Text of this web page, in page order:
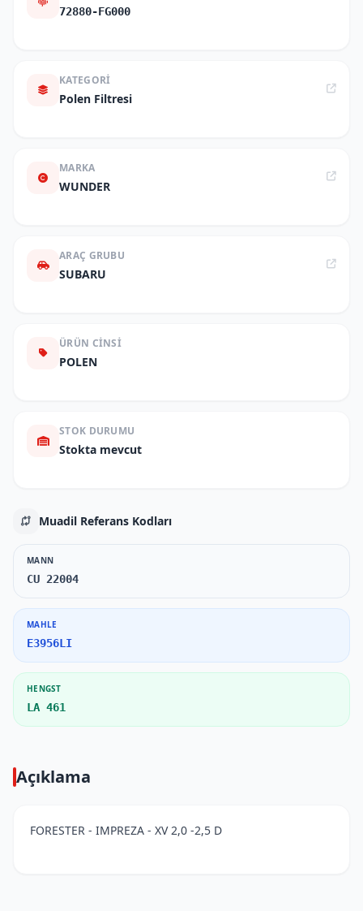
72880-FG000
KATEGORI
Polen Filtresi
MARKA
WUNDER
ARAÇ GRUBU
SUBARU
ÜRÜN CINSI
POLEN
STOK DURUMU
Stokta mevcut
Muadil Referans Kodları
MANN
CU 22004
MAHLE
E3956LI
HENGST
LA 461
Açıklama
FORESTER - IMPREZA - XV 2,0 -2,5 D